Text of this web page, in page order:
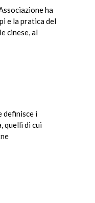
ha
e la pratica del
cinese, al
definisce i
quelli di cui